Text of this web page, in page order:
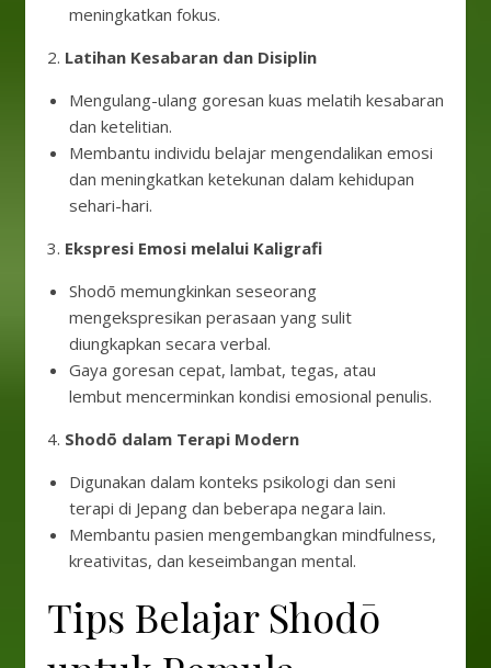
meningkatkan fokus.
2. Latihan Kesabaran dan Disiplin
Mengulang-ulang goresan kuas melatih kesabaran
dan ketelitian.
Membantu individu belajar mengendalikan emosi
dan meningkatkan ketekunan dalam kehidupan
sehari-hari.
3. Ekspresi Emosi melalui Kaligrafi
Shodō memungkinkan seseorang
mengekspresikan perasaan yang sulit
diungkapkan secara verbal.
Gaya goresan cepat, lambat, tegas, atau
lembut mencerminkan kondisi emosional penulis.
4. Shodō dalam Terapi Modern
Digunakan dalam konteks psikologi dan seni
terapi di Jepang dan beberapa negara lain.
Membantu pasien mengembangkan mindfulness,
kreativitas, dan keseimbangan mental.
Tips Belajar Shodō